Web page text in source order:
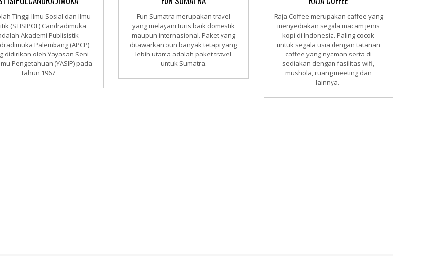
Tinggi Ilmu Sosial dan Ilmu
(STISIPOL) Candradimuka
Akademi Publisistik
Palembang (APCP)
didirikan oleh Yayasan Seni
Pengetahuan (YASIP) pada
tahun 1967
Fun Sumatra merupakan travel
yang melayani turis baik domestik
maupun internasional. Paket yang
ditawarkan pun banyak tetapi yang
lebih utama adalah paket travel
untuk Sumatra.
Raja Coffee merupakan caffee yang
menyediakan segala macam jenis
kopi di Indonesia. Paling cocok
untuk segala usia dengan tatanan
caffee yang nyaman serta di
sediakan dengan fasilitas wifi,
mushola, ruang meeting dan
lainnya.